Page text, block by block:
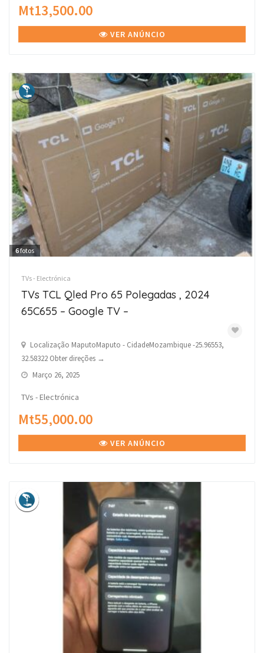
Mt13,500.00
VER ANÚNCIO
6fotos
TVs - Electrónica
TVs TCL Qled Pro 65 Polegadas , 2024
65C655 – Google TV –
Localização MaputoMaputo - CidadeMozambique -25.96553,
32.58322 Obter direções →
Março 26, 2025
TVs - Electrónica
Mt55,000.00
VER ANÚNCIO